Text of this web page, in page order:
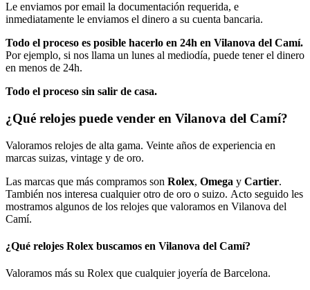
Le enviamos por email la documentación requerida, e
inmediatamente le enviamos el dinero a su cuenta bancaria.
Todo el proceso es posible hacerlo en 24h en Vilanova del Camí.
Por ejemplo, si nos llama un lunes al mediodía, puede tener el dinero
en menos de 24h.
Todo el proceso sin salir de casa.
¿Qué relojes puede vender en Vilanova del Camí?
Valoramos relojes de alta gama. Veinte años de experiencia en
marcas suizas, vintage y de oro.
Las marcas que más compramos son Rolex, Omega y Cartier.
También nos interesa cualquier otro de oro o suizo. Acto seguido les
mostramos algunos de los relojes que valoramos en Vilanova del
Camí.
¿Qué relojes Rolex buscamos en Vilanova del Camí?
Valoramos más su Rolex que cualquier joyería de Barcelona.